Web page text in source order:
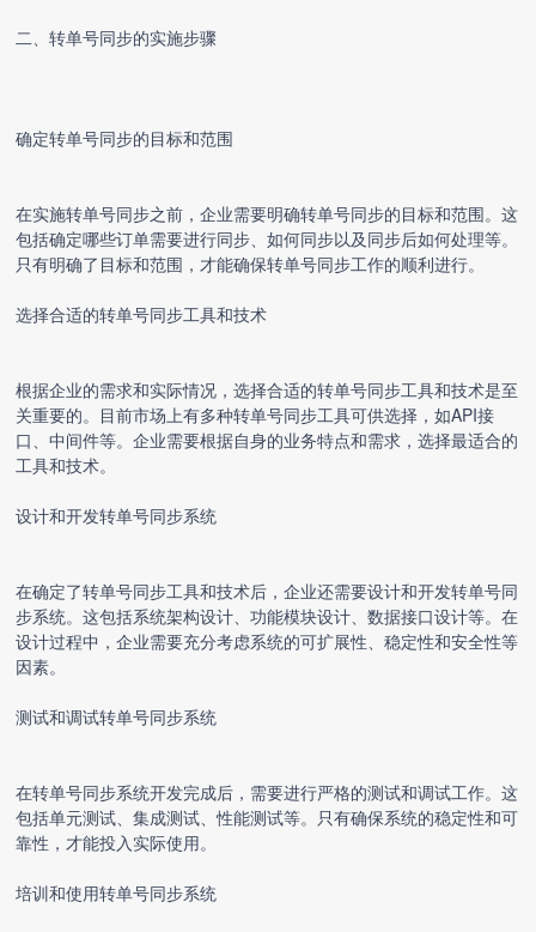
二、转单号同步的实施步骤
确定转单号同步的目标和范围
在实施转单号同步之前，企业需要明确转单号同步的目标和范围。这
包括确定哪些订单需要进行同步、如何同步以及同步后如何处理等。
只有明确了目标和范围，才能确保转单号同步工作的顺利进行。
选择合适的转单号同步工具和技术
根据企业的需求和实际情况，选择合适的转单号同步工具和技术是至
关重要的。目前市场上有多种转单号同步工具可供选择，如API接
口、中间件等。企业需要根据自身的业务特点和需求，选择最适合的
工具和技术。
设计和开发转单号同步系统
在确定了转单号同步工具和技术后，企业还需要设计和开发转单号同
步系统。这包括系统架构设计、功能模块设计、数据接口设计等。在
设计过程中，企业需要充分考虑系统的可扩展性、稳定性和安全性等
因素。
测试和调试转单号同步系统
在转单号同步系统开发完成后，需要进行严格的测试和调试工作。这
包括单元测试、集成测试、性能测试等。只有确保系统的稳定性和可
靠性，才能投入实际使用。
培训和使用转单号同步系统